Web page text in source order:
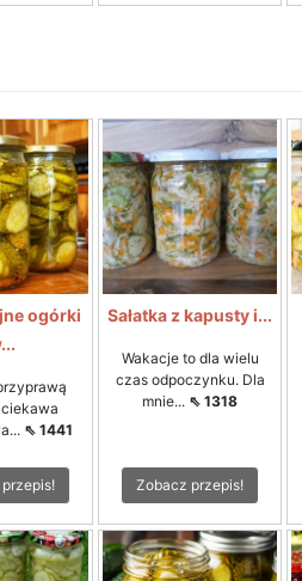
ogórki
⇖ 1441
Sałatka z kapusty i...
Wakacje to dla wielu
czas odpoczynku. Dla
mnie... ⇖ 1318
Zobacz przepis!